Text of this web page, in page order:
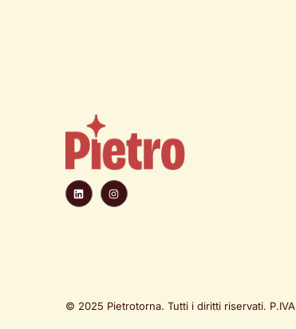
i
n
k
n
s
t
© 2025 Pietrotorna. Tutti i diritti riservati. P.IVA